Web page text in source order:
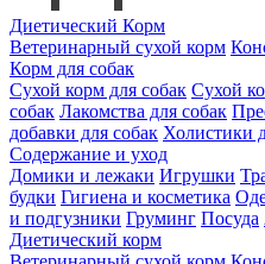
Диетический Корм
Ветеринарный сухой корм
Корм для собак
Сухой корм для собак Сухой
собак Лакомства для собак
добавки для собак Холистики
Содержание и уход
Домики и лежаки Игрушки
будки Гигиена и косметика
и подгузники Груминг Посуда
Диетический корм